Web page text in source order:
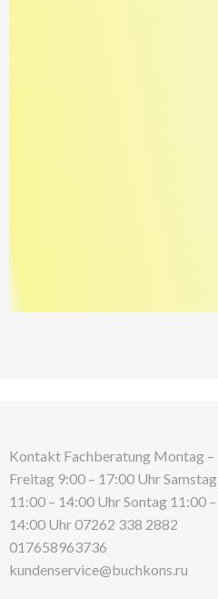
Kontakt Fachberatung Montag –
Freitag 9:00 – 17:00 Uhr Samstag
11:00 – 14:00 Uhr Sontag 11:00 –
14:00 Uhr 07262 338 2882
017658963736
kundenservice@buchkons.ru